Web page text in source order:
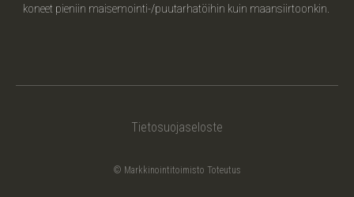
koneet pieniin maisemointi-/puutarhatöihin kuin maansiirtoonkin.
© Markkinointitoimisto Toteutus
Tietosuojaseloste